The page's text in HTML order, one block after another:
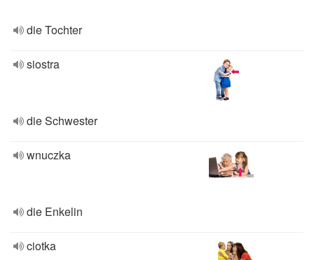
die Tochter
siostra
die Schwester
wnuczka
die Enkelin
ciotka